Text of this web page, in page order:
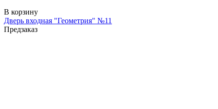
В корзину
Дверь входная "Геометрия" №11
Предзаказ